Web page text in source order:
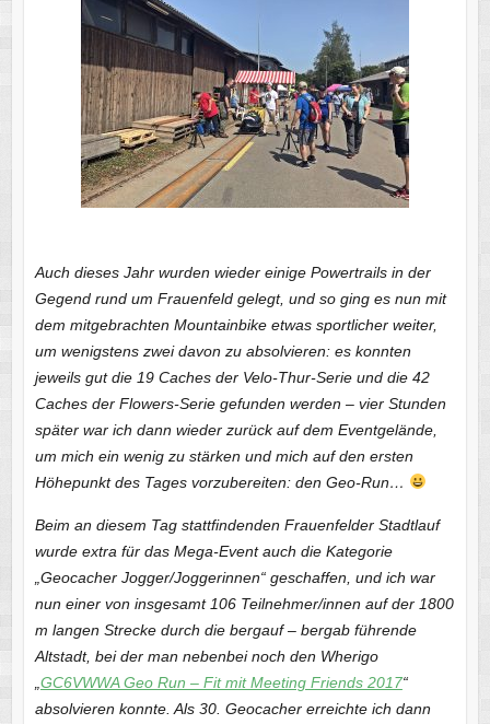
Auch dieses Jahr wurden wieder einige Powertrails in der
Gegend rund um Frauenfeld gelegt, und so ging es nun mit
dem mitgebrachten Mountainbike etwas sportlicher weiter,
um wenigstens zwei davon zu absolvieren: es konnten
jeweils gut die 19 Caches der Velo-Thur-Serie und die 42
Caches der Flowers-Serie gefunden werden – vier Stunden
später war ich dann wieder zurück auf dem Eventgelände,
um mich ein wenig zu stärken und mich auf den ersten
Höhepunkt des Tages vorzubereiten: den Geo-Run…
Beim an diesem Tag stattfindenden Frauenfelder Stadtlauf
wurde extra für das Mega-Event auch die Kategorie
„Geocacher Jogger/Joggerinnen“ geschaffen, und ich war
nun einer von insgesamt 106 Teilnehmer/innen auf der 1800
m langen Strecke durch die bergauf – bergab führende
Altstadt, bei der man nebenbei noch den Wherigo
GC6VWWA Geo Run – Fit mit Meeting Friends 2017“
absolvieren konnte. Als 30. Geocacher erreichte ich dann